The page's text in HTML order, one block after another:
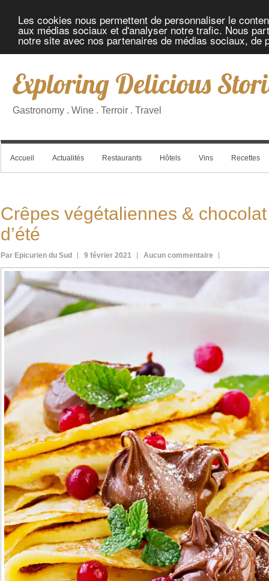
Les cookies nous permettent de personnaliser le
aux médias sociaux et d'analyser notre trafic. Nous
notre site avec nos partenaires de médias sociaux, de
Exploring Delicious
Gastronomy . Wine . Terroir . Travel
Accueil Actualités Restaurants Hôtels Vins Recettes
Crêpes végétaliennes &
d’été
Par Epicurien du Sud 9 février 2021 Aucun commentaire